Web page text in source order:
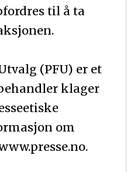
til å ta
(PFU) er et
klager
om